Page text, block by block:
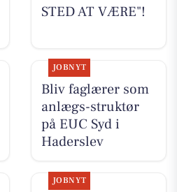
STED AT VÆRE"!
JOBNYT
Bliv faglærer som
anlægs-struktør
på EUC Syd i
Haderslev
JOBNYT